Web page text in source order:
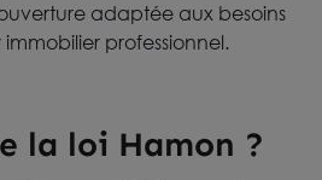
adaptée aux besoins
professionnel.
la loi Hamon ?